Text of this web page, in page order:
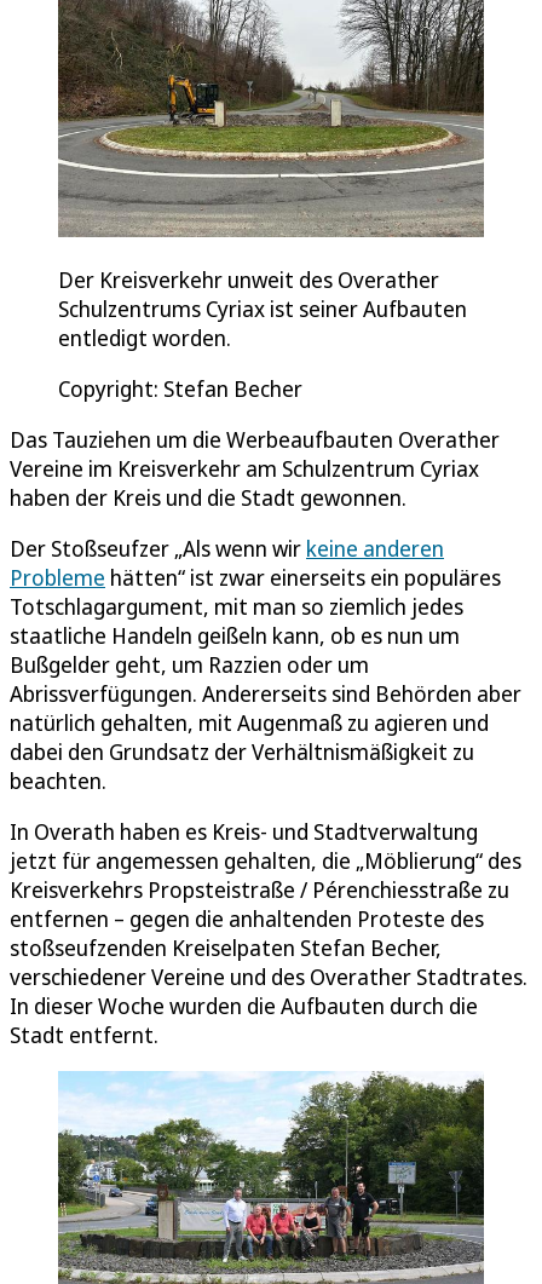
Der Kreisverkehr unweit des Overather
Schulzentrums Cyriax ist seiner Aufbauten
entledigt worden.
Copyright: Stefan Becher
Das Tauziehen um die Werbeaufbauten Overather
Vereine im Kreisverkehr am Schulzentrum Cyriax
haben der Kreis und die Stadt gewonnen.
Der Stoßseufzer „Als wenn wir keine anderen
Probleme hätten“ ist zwar einerseits ein populäres
Totschlagargument, mit man so ziemlich jedes
staatliche Handeln geißeln kann, ob es nun um
Bußgelder geht, um Razzien oder um
Abrissverfügungen. Andererseits sind Behörden aber
natürlich gehalten, mit Augenmaß zu agieren und
dabei den Grundsatz der Verhältnismäßigkeit zu
beachten.
In Overath haben es Kreis- und Stadtverwaltung
jetzt für angemessen gehalten, die „Möblierung“ des
Kreisverkehrs Propsteistraße / Pérenchiesstraße zu
entfernen – gegen die anhaltenden Proteste des
stoßseufzenden Kreiselpaten Stefan Becher,
verschiedener Vereine und des Overather Stadtrates.
In dieser Woche wurden die Aufbauten durch die
Stadt entfernt.